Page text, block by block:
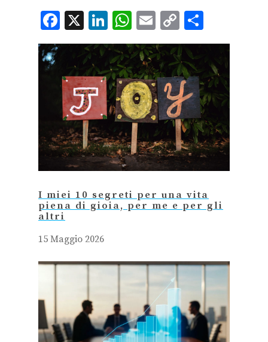
Facebook
X LinkedIn
WhatsApp
Email
Copy
Link
I miei 10 segreti per una vita
piena di gioia, per me e per gli
altri
15 Maggio 2026